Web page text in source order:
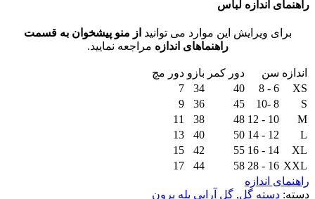
راهنمای اندازه لباس
برای ویرایش این موارد می توانید از منو پیشخوان به قسمت
راهنماهای اندازه مراجعه نمایید.
اندازه سن دور کمر بازو دور مچ
XS
6 - 8
40
34
7
S
8 -10
45
36
9
M
10 - 12
48
38
11
L
12 - 14
50
40
13
XL
14 - 16
55
42
15
XXL
16 - 28
58
44
17
راهنمای اندازه
دسته: دسته گل, گل آرایی بله برون